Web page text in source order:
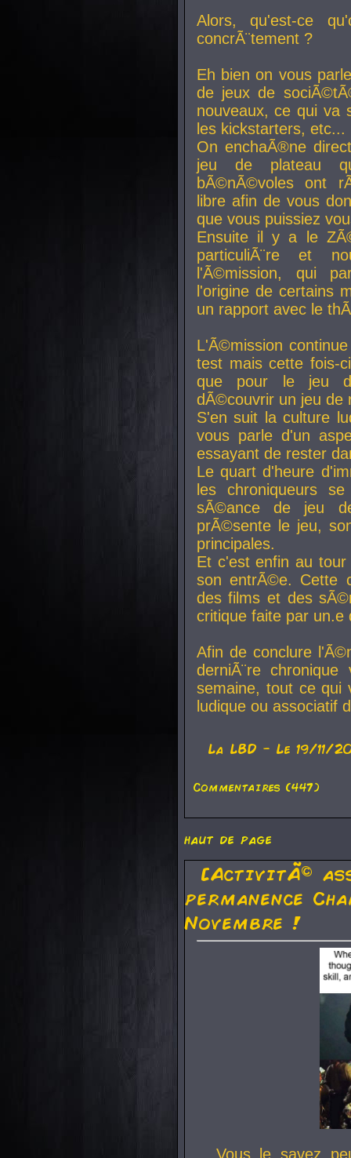
Alors, qu'est-ce
concrÃ¨tement ?
Eh bien on vous
de jeux de
nouveaux, ce qui va
les kickstarters, etc...
On enchaÃ®ne
jeu de plateau
bÃ©nÃ©voles ont
libre afin de vous
que vous puissiez
Ensuite il y a le
particuliÃ¨re et
l'Ã©mission, qui
l'origine de certains
un rapport avec le
L'Ã©mission
test mais cette fois-
que pour le jeu
dÃ©couvrir un jeu de
S'en suit la culture
vous parle d'un
essayant de rester
Le quart d'heure
les chroniqueurs
sÃ©ance de jeu
prÃ©sente le jeu,
principales.
Et c'est enfin au
son entrÃ©e. Cette
des films et des
critique faite par
Afin de conclure
derniÃ¨re
semaine, tout ce qui
ludique ou associatif
La LBD - Le 19/11/
Commentaires (447)
haut de page
[ActivitÃ©
permanence
Novembre !
Vous le savez